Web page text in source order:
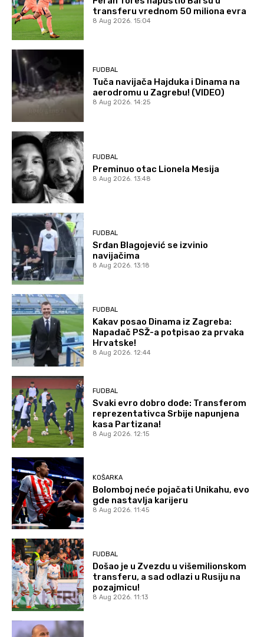
transferu vrednom 50 miliona evra
8 Aug 2026. 15:04
FUDBAL
Tuča navijača Hajduka i Dinama na
aerodromu u Zagrebu! (VIDEO)
8 Aug 2026. 14:25
FUDBAL
Preminuo otac Lionela Mesija
8 Aug 2026. 13:48
FUDBAL
Srđan Blagojević se izvinio
navijačima
8 Aug 2026. 13:18
FUDBAL
Kakav posao Dinama iz Zagreba:
Napadač PSŽ-a potpisao za prvaka
Hrvatske!
8 Aug 2026. 12:44
FUDBAL
Svaki evro dobro dođe: Transferom
reprezentativca Srbije napunjena
kasa Partizana!
8 Aug 2026. 12:15
KOŠARKA
Bolomboj neće pojačati Unikahu, evo
gde nastavlja karijeru
8 Aug 2026. 11:45
FUDBAL
Došao je u Zvezdu u višemilionskom
transferu, a sad odlazi u Rusiju na
pozajmicu!
8 Aug 2026. 11:13